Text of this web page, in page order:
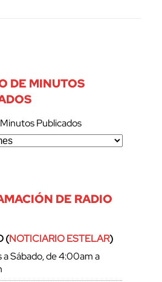
DE MINUTOS
Publicados
DE RADIO
(NOTICIARIO ESTELAR)
a Sábado, de 4:00am a